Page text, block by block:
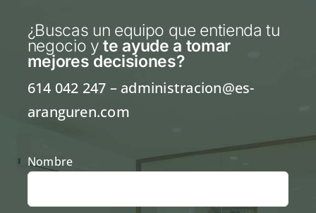
¿Buscas un equipo que entienda tu
negocio y te ayude a tomar
mejores decisiones?
614 042 247 – administracion@es-
aranguren.com
Nombre